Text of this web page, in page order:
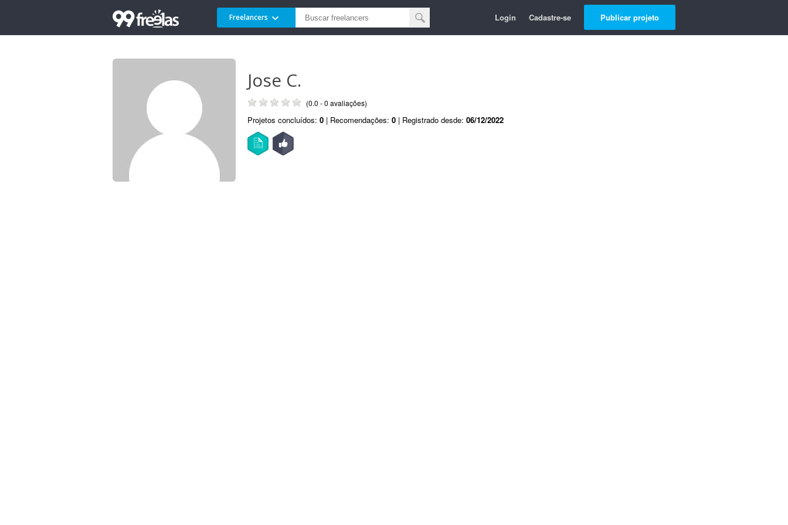
Freelancers Login Cadastre-se Publicar projeto
Jose C.
(0.0 - 0 avaliações)
Projetos concluídos: 0 | Recomendações: 0 | Registrado desde: 06/12/2022